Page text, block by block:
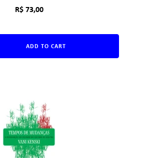
R$73,00
ADD TO CART